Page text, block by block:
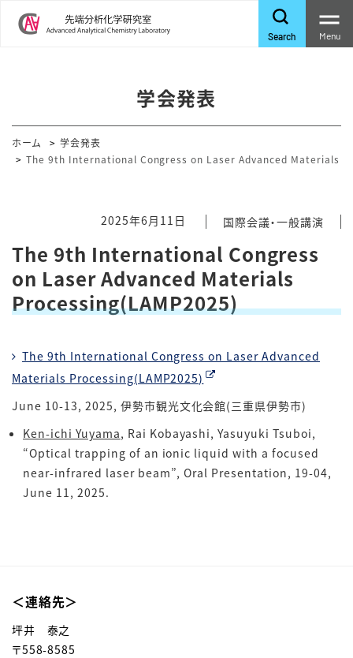
Search Menu
学会発表
ホーム
学会発表
The 9th International Congress on Laser Advanced Materials
2025年6月11日 国際会議・一般講演
The 9th International Congress
on Laser Advanced Materials
Processing(LAMP2025)
The 9th International Congress on Laser Advanced
Materials Processing(LAMP2025)
June 10-13, 2025, 伊勢市観光文化会館(三重県伊勢市)
Ken-ichi Yuyama, Rai Kobayashi, Yasuyuki Tsuboi,
“Optical trapping of an ionic liquid with a focused
near-infrared laser beam”, Oral Presentation, 19-04,
June 11, 2025.
＜連絡先＞
坪井 泰之
〒558-8585